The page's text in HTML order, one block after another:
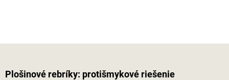
Plošinové rebríky: protišmykové riešenie